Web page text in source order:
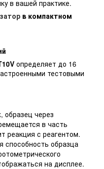
в вашей практике.
в компактном
определяет до 16
тестовыми
образец через
в часть
реакция с реагентом.
способность образца
на дисплее.